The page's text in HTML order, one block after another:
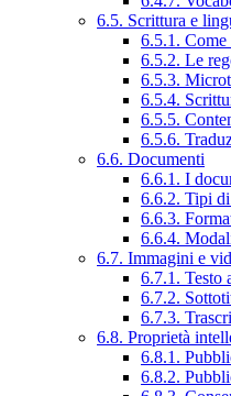
6.5. Scrittura e
6.5.1. Come
6.5.2. Le
6.5.3.
6.5.4.
6.5.5.
6.5.6.
6.6. Documenti
6.6.1. I
6.6.2. Tipi
6.6.3.
6.6.4.
6.7. Immagini e
6.7.1. Testo
6.7.2.
6.7.3.
6.8. Proprietà
6.8.1.
6.8.2.